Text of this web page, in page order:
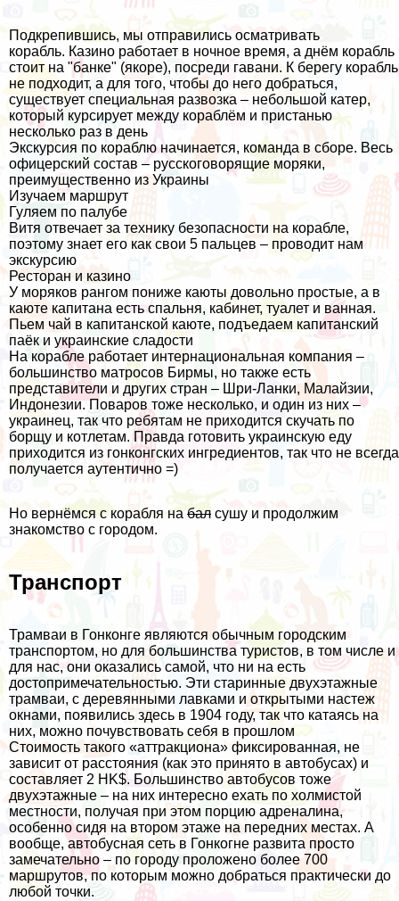
Подкрепившись, мы отправились осматривать
корабль. Казино работает в ночное время, а днём корабль
стоит на "банке" (якоре), посреди гавани. К берегу корабль
не подходит, а для того, чтобы до него добраться,
существует специальная развозка – небольшой катер,
который курсирует между кораблём и пристанью
несколько раз в день
Экскурсия по кораблю начинается, команда в сборе. Весь
офицерский состав – русскоговорящие моряки,
преимущественно из Украины
Изучаем маршрут
Гуляем по палубе
Витя отвечает за технику безопасности на корабле,
поэтому знает его как свои 5 пальцев – проводит нам
экскурсию
Ресторан и казино
У моряков рангом пониже каюты довольно простые, а в
каюте капитана есть спальня, кабинет, туалет и ванная.
Пьем чай в капитанской каюте, подъедаем капитанский
паёк и украинские сладости
На корабле работает интернациональная компания –
большинство матросов Бирмы, но также есть
представители и других стран – Шри-Ланки, Малайзии,
Индонезии. Поваров тоже несколько, и один из них –
украинец, так что ребятам не приходится скучать по
борщу и котлетам. Правда готовить украинскую еду
приходится из гонконгских ингредиентов, так что не всегда
получается аутентично =)
Но вернёмся с корабля набал сушу и продолжим
знакомство с городом.
Транспорт
Трамваи в Гонконге являются обычным городским
транспортом, но для большинства туристов, в том числе и
для нас, они оказались самой, что ни на есть
достопримечательностью. Эти старинные двухэтажные
трамваи, с деревянными лавками и открытыми настеж
окнами, появились здесь в 1904 году, так что катаясь на
них, можно почувствовать себя в прошлом
Стоимость такого «аттракциона» фиксированная, не
зависит от расстояния (как это принято в автобусах) и
составляет 2 HK$. Большинство автобусов тоже
двухэтажные – на них интересно ехать по холмистой
местности, получая при этом порцию адреналина,
особенно сидя на втором этаже на передних местах. А
вообще, автобусная сеть в Гонкогне развита просто
замечательно – по городу проложено более 700
маршрутов, по которым можно добраться практически до
любой точки.